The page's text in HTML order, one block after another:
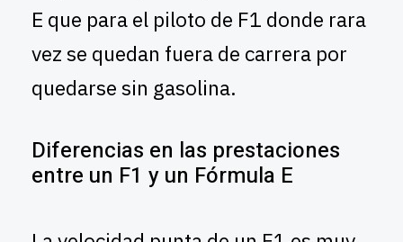
E que para el piloto de F1 donde rara
vez se quedan fuera de carrera por
quedarse sin gasolina.
Diferencias en las prestaciones
entre un F1 y un Fórmula E